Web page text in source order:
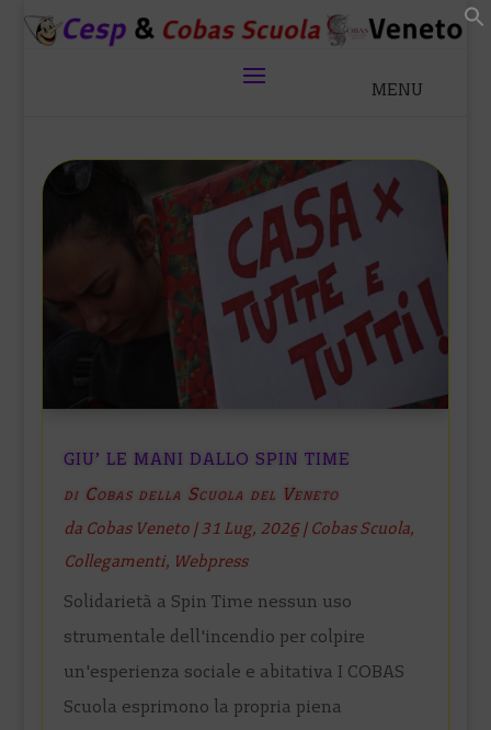
GIU’ LE MANI DALLO SPIN TIME
di Cobas della Scuola del Veneto
da Cobas Veneto |31 Lug, 2026| Cobas Scuola,
Collegamenti, Webpress
Solidarietà a Spin Time nessun uso
strumentale dell'incendio per colpire
un'esperienza sociale e abitativa I COBAS
Scuola esprimono la propria piena